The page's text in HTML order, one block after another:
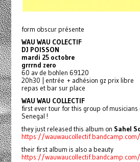
form obscur présente
WAU WAU COLECTIF
DJ POISSON
mardi 25 octobre
grrrnd zero
60 av de bohlen 69120
20h30 | entrée + adhésion gz prix libre
repas et bar sur place
WAU WAU COLLECTIF
first ever tour for this group of
Senegal !
they just released this album on Sahel
https://
their first album is also a beauty
https://